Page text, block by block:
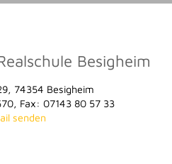
Besigheim
74354 Besigheim
Fax: 07143 80 57 33
senden